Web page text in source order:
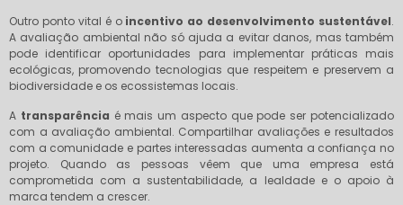
Outro ponto vital é o incentivo ao desenvolvimento sustentável.
A avaliação ambiental não só ajuda a evitar danos, mas também
pode identificar oportunidades para implementar práticas mais
ecológicas, promovendo tecnologias que respeitem e preservem a
biodiversidade e os ecossistemas locais.
A transparência é mais um aspecto que pode ser potencializado
com a avaliação ambiental. Compartilhar avaliações e resultados
com a comunidade e partes interessadas aumenta a confiança no
projeto. Quando as pessoas vêem que uma empresa está
comprometida com a sustentabilidade, a lealdade e o apoio à
marca tendem a crescer.